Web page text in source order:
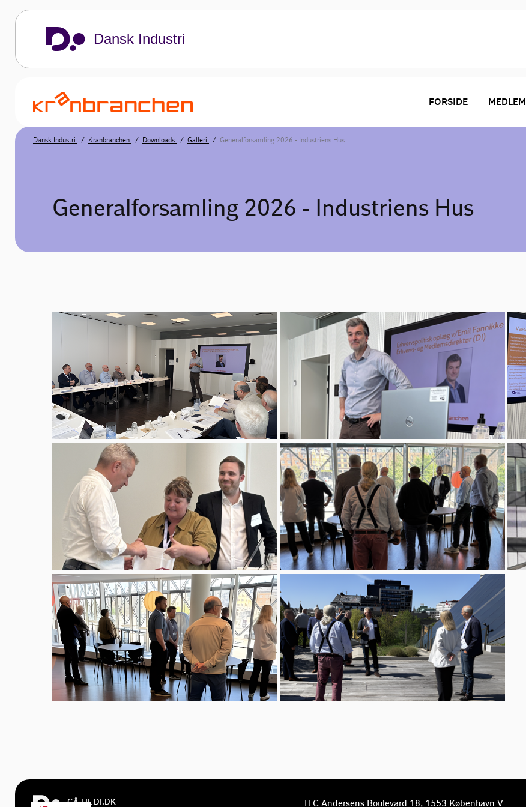
Dansk Industri
FORSIDE MEDLEM
Dansk Industri Kranbranchen Downloads Galleri Generalforsamling 2026 - Industriens Hus
Generalforsamling 2026 - Industriens Hus
GÅ TIL DI.DK H.C.Andersens Boulevard 18, 1553 København V